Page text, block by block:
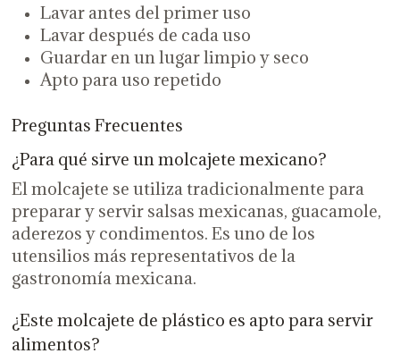
Lavar antes del primer uso
Lavar después de cada uso
Guardar en un lugar limpio y seco
Apto para uso repetido
Preguntas Frecuentes
¿Para qué sirve un molcajete mexicano?
El molcajete se utiliza tradicionalmente para
preparar y servir salsas mexicanas, guacamole,
aderezos y condimentos. Es uno de los
utensilios más representativos de la
gastronomía mexicana.
¿Este molcajete de plástico es apto para servir
alimentos?